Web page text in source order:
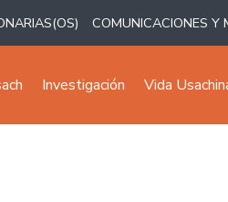
COMUNICACIONES Y
Investigación Vida